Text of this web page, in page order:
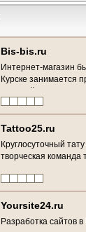
Bis-bis.ru
Интернет-магазин
Курске занимается
бытовой техники
Tattoo25.ru
Круглосуточный
творческая команда
рекомендуют
татуировку в салоне
(Россия, Курская
Yoursite24.ru
Разработка сайтов в